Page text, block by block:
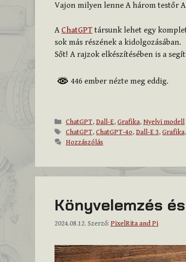
Vajon milyen lenne A három testőr
A ChatGPT társunk lehet egy
sok más részének a kidolgozásában.
Sőt! A rajzok elkészítésében is a
446 ember nézte meg eddig.
Kategória
ChatGPT,Dall-E,Grafika, Nyelvi modell
Címkék
ChatGPT,ChatGPT-4o,Dall-E 3,Grafika,
Hozzászólás
Könyvelemzés
2024.08.12. Szerző: PixelRita and Pi